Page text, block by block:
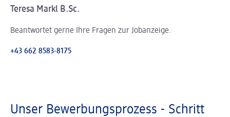
Teresa Markl B.Sc.
Beantwortet gerne Ihre Fragen zur Jobanzeige.
+43 662 8583-8175
Unser Bewerbungsprozess - Schritt